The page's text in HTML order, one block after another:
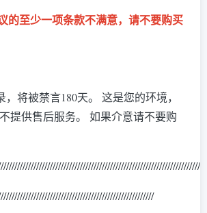
的至少一项条款不满意，请不要购买
，将被禁言180天。 这是您的环境，
提供售后服务。 如果介意请不要购
///////////////////